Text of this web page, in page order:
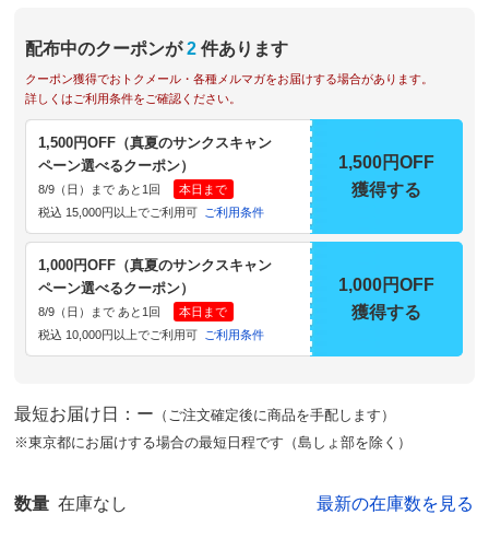
配布中のクーポンが 2 件あります
クーポン獲得でおトクメール・各種メルマガをお届けする場合があります。
詳しくはご利用条件をご確認ください。
1,500円OFF（真夏のサンクスキャン
ペーン選べるクーポン）
8/9（日）まで あと1回
本日まで
税込 15,000円以上でご利用可
ご利用条件
1,500円OFF
獲得する
1,000円OFF（真夏のサンクスキャン
ペーン選べるクーポン）
8/9（日）まで あと1回
本日まで
税込 10,000円以上でご利用可
ご利用条件
1,000円OFF
獲得する
最短お届け日：ー （ご注文確定後に商品を手配します）
※東京都にお届けする場合の最短日程です（島しょ部を除く）
数量 在庫なし 最新の在庫数を見る